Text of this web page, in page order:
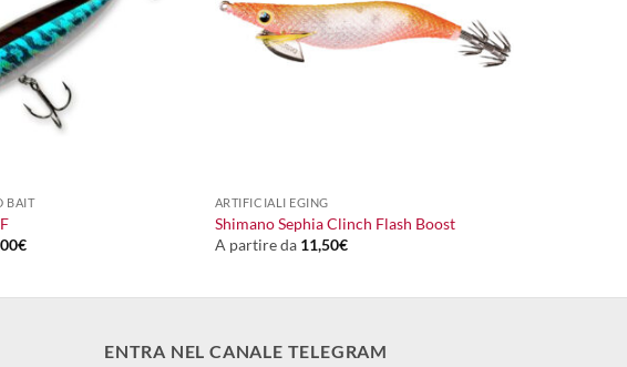
BAIT
€
ARTIFICIALI EGING
Shimano Sephia Clinch Flash Boost
A partire da 11,50€
ENTRA NEL CANALE TELEGRAM